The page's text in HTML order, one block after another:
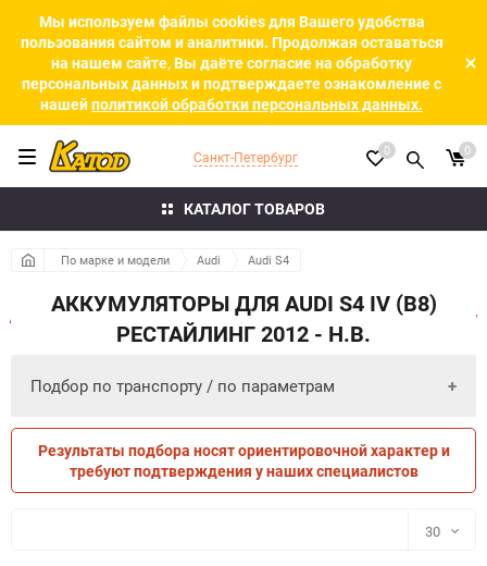
Мы используем файлы cookies для Вашего удобства
пользования сайтом и аналитики. Продолжая оставаться
на нашем сайте, Вы даёте согласие на обработку
персональных данных и подтверждаете ознакомление с
нашейполитикой обработки персональных данных.
КАТАЛОГ ТОВАРОВ
Санкт-Петербург 0 0
По марке и модели Audi Audi S4
АККУМУЛЯТОРЫ ДЛЯ AUDI S4 IV (B8)
РЕСТАЙЛИНГ 2012 - Н.В.
Подбор по транспорту / по параметрам
ПО ТРАНСПОРТУ ПО ПАРАМЕТРАМ
Результаты подбора носят ориентировочной характер и
требуют подтверждения у наших специалистов
30